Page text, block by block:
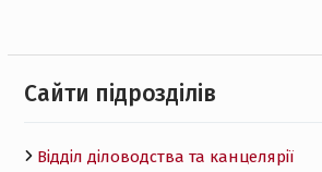
Cайти підрозділів
Відділ діловодства та канцелярії